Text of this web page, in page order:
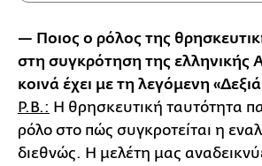
— Ποιος ο ρόλος της
στη συγκρότηση της ελληνικής
κοινά έχει με τη λεγόμενη
Ρ.Β.: Η θρησκευτική ταυτότητα
ρόλο στο πώς συγκροτείται η
διεθνώς. Η μελέτη μας